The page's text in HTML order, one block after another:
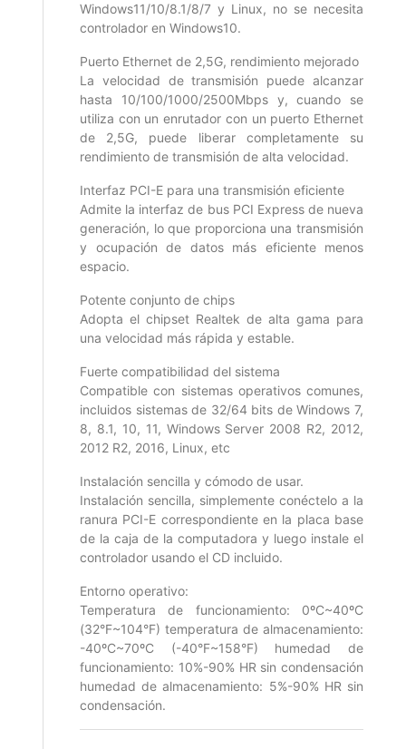
Windows11/10/8.1/8/7 y Linux, no se necesita
controlador en Windows10.
Puerto Ethernet de 2,5G, rendimiento mejorado
La velocidad de transmisión puede alcanzar
hasta 10/100/1000/2500Mbps y, cuando se
utiliza con un enrutador con un puerto Ethernet
de 2,5G, puede liberar completamente su
rendimiento de transmisión de alta velocidad.
Interfaz PCI-E para una transmisión eficiente
Admite la interfaz de bus PCI Express de nueva
generación, lo que proporciona una transmisión
y ocupación de datos más eficiente menos
espacio.
Potente conjunto de chips
Adopta el chipset Realtek de alta gama para
una velocidad más rápida y estable.
Fuerte compatibilidad del sistema
Compatible con sistemas operativos comunes,
incluidos sistemas de 32/64 bits de Windows 7,
8, 8.1, 10, 11, Windows Server 2008 R2, 2012,
2012 R2, 2016, Linux, etc
Instalación sencilla y cómodo de usar.
Instalación sencilla, simplemente conéctelo a la
ranura PCI-E correspondiente en la placa base
de la caja de la computadora y luego instale el
controlador usando el CD incluido.
Entorno operativo:
Temperatura de funcionamiento: 0ºC~40ºC
(32°F~104°F) temperatura de almacenamiento:
-40ºC~70ºC (-40°F~158°F) humedad de
funcionamiento: 10%-90% HR sin condensación
humedad de almacenamiento: 5%-90% HR sin
condensación.